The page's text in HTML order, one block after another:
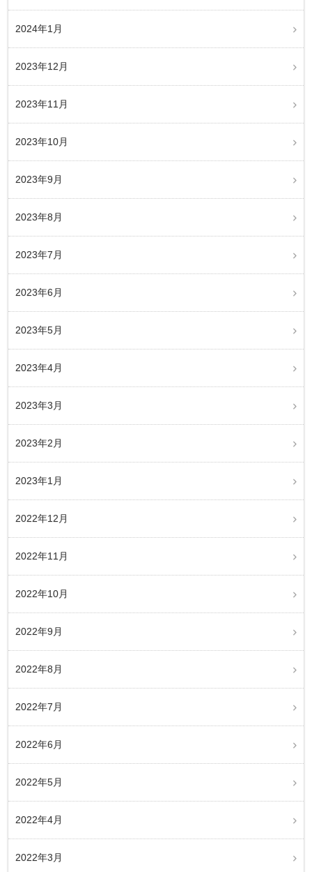
2024年1月
2023年12月
2023年11月
2023年10月
2023年9月
2023年8月
2023年7月
2023年6月
2023年5月
2023年4月
2023年3月
2023年2月
2023年1月
2022年12月
2022年11月
2022年10月
2022年9月
2022年8月
2022年7月
2022年6月
2022年5月
2022年4月
2022年3月